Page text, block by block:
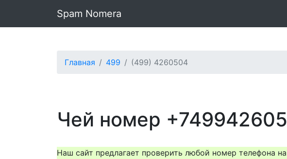
Spam Nomera
Главная 499 (499) 4260504
Чей номер
Наш сайт предлагает проверить любой номер телефона